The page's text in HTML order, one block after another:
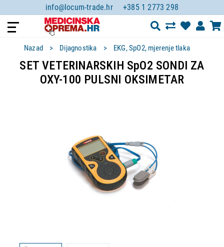
info@locum-trade.hr +385 1 2773 298
Nazad Dijagnostika EKG, SpO2, mjerenje tlaka
SET VETERINARSKIH SpO2 SONDI ZA
OXY-100 PULSNI OKSIMETAR